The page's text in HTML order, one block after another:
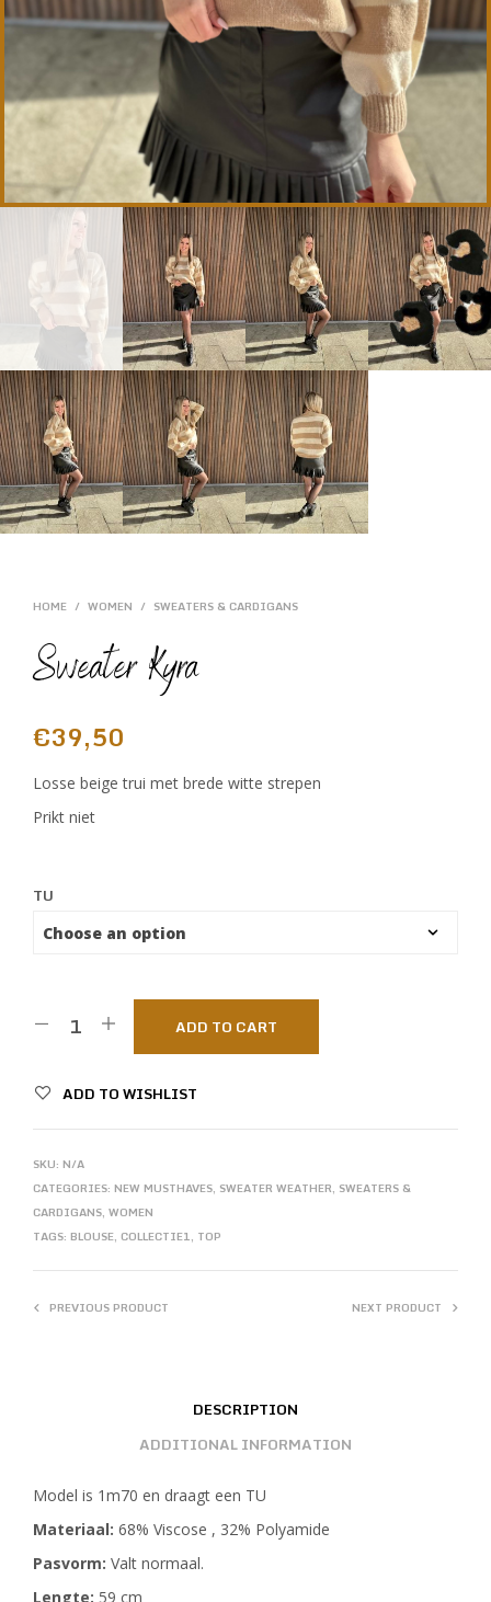
HOME / WOMEN / SWEATERS & CARDIGANS
Sweater Kyra
€39,50
Losse beige trui met brede witte strepen
Prikt niet
TU
ADD TO CART
ADD TO WISHLIST
SKU: N/A
CATEGORIES: NEW MUSTHAVES, SWEATER WEATHER, SWEATERS &
CARDIGANS, WOMEN
TAGS: BLOUSE, COLLECTIE1, TOP
PREVIOUS PRODUCT NEXT PRODUCT
DESCRIPTION
ADDITIONAL INFORMATION
Model is 1m70 en draagt een TU
Materiaal: 68% Viscose , 32% Polyamide
Pasvorm: Valt normaal.
Lengte: 59 cm